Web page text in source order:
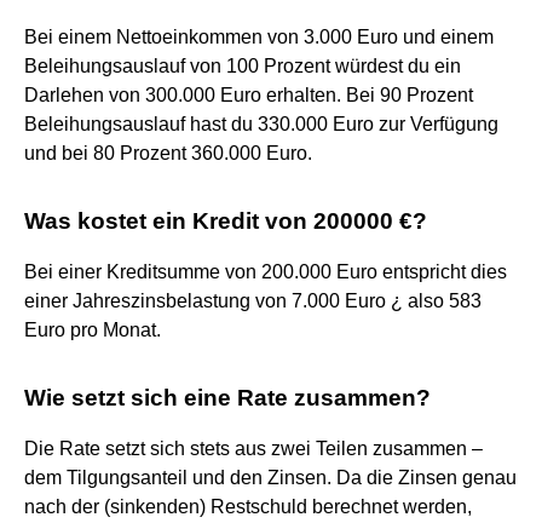
Bei einem Nettoeinkommen von 3.000 Euro und einem
Beleihungsauslauf von 100 Prozent würdest du ein
Darlehen von 300.000 Euro erhalten. Bei 90 Prozent
Beleihungsauslauf hast du 330.000 Euro zur Verfügung
und bei 80 Prozent 360.000 Euro.
Was kostet ein Kredit von 200000 €?
Bei einer Kreditsumme von 200.000 Euro entspricht dies
einer Jahreszinsbelastung von 7.000 Euro ¿ also 583
Euro pro Monat.
Wie setzt sich eine Rate zusammen?
Die Rate setzt sich stets aus zwei Teilen zusammen –
dem Tilgungsanteil und den Zinsen. Da die Zinsen genau
nach der (sinkenden) Restschuld berechnet werden,